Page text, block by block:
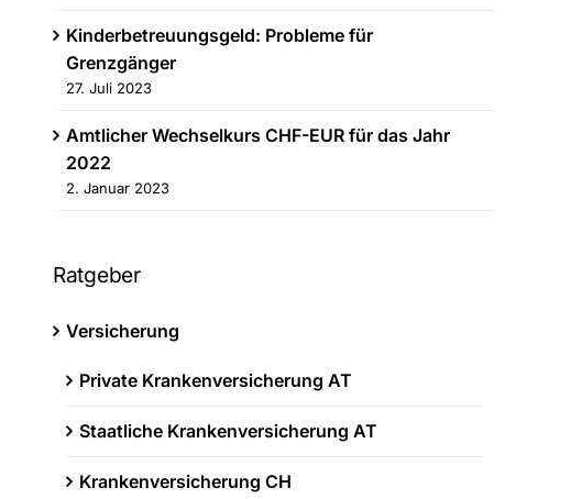
Kinderbetreuungsgeld: Probleme für
Grenzgänger
27. Juli 2023
Amtlicher Wechselkurs CHF-EUR für das Jahr
2022
2. Januar 2023
Ratgeber
Versicherung
Private Krankenversicherung AT
Staatliche Krankenversicherung AT
Krankenversicherung CH